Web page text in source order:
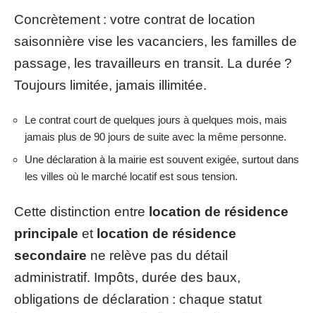
Concrètement : votre contrat de location
saisonnière vise les vacanciers, les familles de
passage, les travailleurs en transit. La durée ?
Toujours limitée, jamais illimitée.
Le contrat court de quelques jours à quelques mois, mais
jamais plus de 90 jours de suite avec la même personne.
Une déclaration à la mairie est souvent exigée, surtout dans
les villes où le marché locatif est sous tension.
Cette distinction entre location de résidence
principale et location de résidence
secondaire ne relève pas du détail
administratif. Impôts, durée des baux,
obligations de déclaration : chaque statut